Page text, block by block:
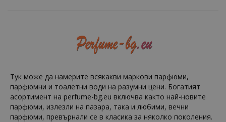
Тук може да намерите всякакви маркови парфюми,
парфюмни и тоалетни води на разумни цени. Богатият
асортимент на perfume-bg.eu включва както най-новите
парфюми, излезли на пазара, така и любими, вечни
парфюми, превърнали се в класика за няколко поколения.